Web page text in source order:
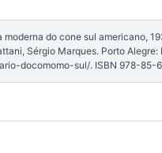
do cone sul americano,
Sérgio Marques. Porto Alegre:
docomomo-sul/. ISBN 978-85-